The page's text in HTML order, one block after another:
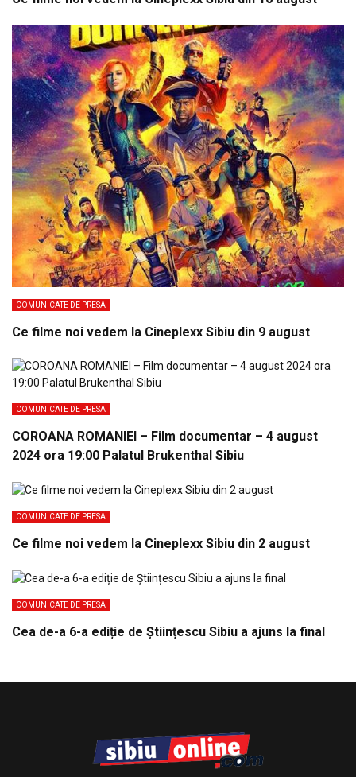
COMUNICATE DE PRESA
Ce filme noi vedem la Cineplexx Sibiu din 9 august
COMUNICATE DE PRESA
COROANA ROMANIEI – Film documentar – 4 august
2024 ora 19:00 Palatul Brukenthal Sibiu
COMUNICATE DE PRESA
Ce filme noi vedem la Cineplexx Sibiu din 2 august
COMUNICATE DE PRESA
Cea de-a 6-a ediție de Științescu Sibiu a ajuns la final